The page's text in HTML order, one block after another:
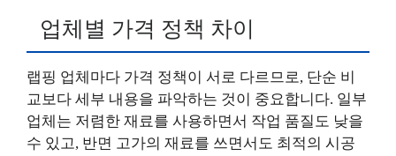
업체별 가격 정책 차이
랩핑 업체마다 가격 정책이 서로 다르므로, 단순 비
교보다 세부 내용을 파악하는 것이 중요합니다. 일부
업체는 저렴한 재료를 사용하면서 작업 품질도 낮을
수 있고, 반면 고가의 재료를 쓰면서도 최적의 시공